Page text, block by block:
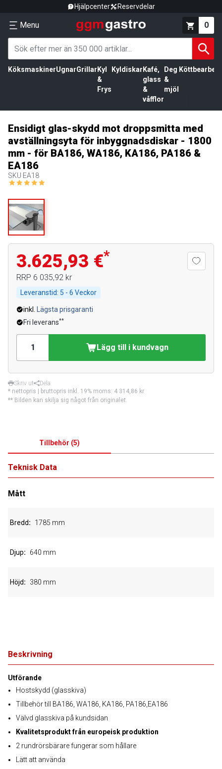
Hjälpcenter Reservdelar
Menu 0
KöksmaskinerUgnarGrillar Kyl
&
Frys
Kyldiskar Kafé,
glass
&
våfflor
Deg
&
mjöl
Ensidigt glas-skydd mot droppsmitta med
avställningsyta för inbyggnadsdiskar - 1800
mm - för BA186, WA186, KA186, PA186 &
EA186
SKU EA18
3.625,93 €*
RRP 6 035,92 kr
Leveranstid: 5 - 6 Veckor
inkl.
Lägsta prisgaranti
Fri leverans**
Lägg till i kundvagn
Skriv ut
Dela
* nettopris | bruttopris inkl. 19% moms: 4 314,86 kr
** Bilden kan skilja sig något från originalet.
Tillbehör (5)
Beskrivning
Utförande
Hostskydd (glasskiva)
Tillbehör till BA186, WA186, KA186, PA186,EA186
Välvd glasskiva på kundsidan
Kvalitetsprodukt från europeisk produktion
2 rundrörsbärare fungerar som hållare
Lätt att använda
Teknisk Data
Mått
Bredd 1785 mm
Djup 640 mm
Höjd 380 mm